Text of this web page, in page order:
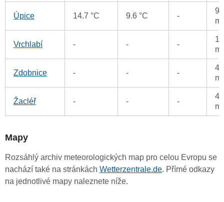
Úpice 14.7 °C 9.6 °C -
Vrchlabí - - -
Zdobnice - - -
Žacléř - - -
Mapy
Rozsáhlý archiv meteorologických map pro celou Evropu se
nachází také na stránkách Wetterzentrale.de. Přímé odkazy
na jednotlivé mapy naleznete níže.